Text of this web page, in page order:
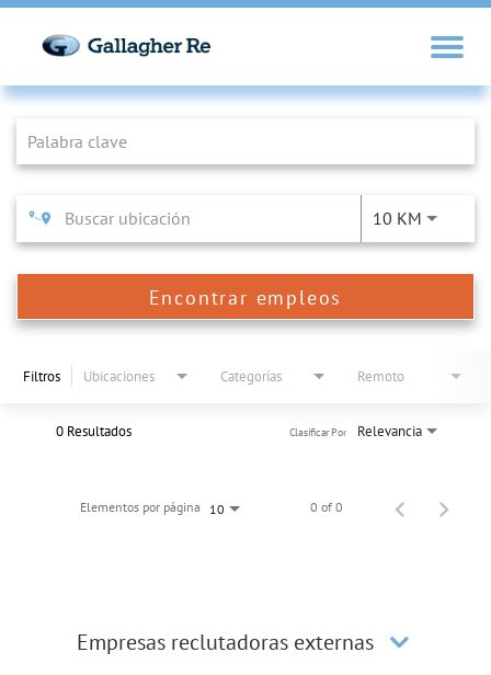
Job Search Page
10 KM
Encontrar empleos
Filtros Ubicaciones Categorías Remoto
0 Resultados Relevancia
Clasificar Por
Elementos por página 10 0 of 0
Empresas reclutadoras externas